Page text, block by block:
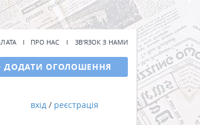
ПРО НАС ЗВ'ЯЗОК З НАМИ
ДОДАТИ ОГОЛОШЕННЯ
вхід / реєстрація